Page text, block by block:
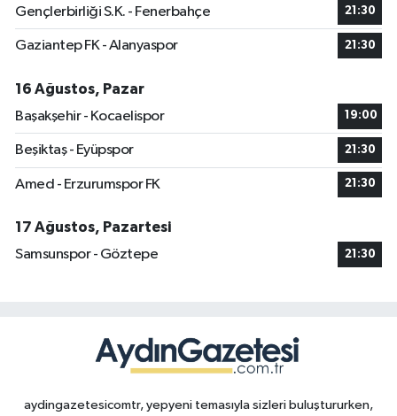
Gençlerbirliği S.K. - Fenerbahçe 21:30
Gaziantep FK - Alanyaspor 21:30
16 Ağustos, Pazar
Başakşehir - Kocaelispor
19:00
Beşiktaş - Eyüpspor 21:30
Amed - Erzurumspor FK 21:30
17 Ağustos, Pazartesi
Samsunspor - Göztepe
21:30
aydingazetesicomtr, yepyeni temasıyla sizleri buluştururken,